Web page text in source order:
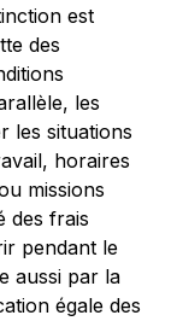
est
des
les
les situations
horaires
missions
des frais
pendant le
aussi par la
égale des